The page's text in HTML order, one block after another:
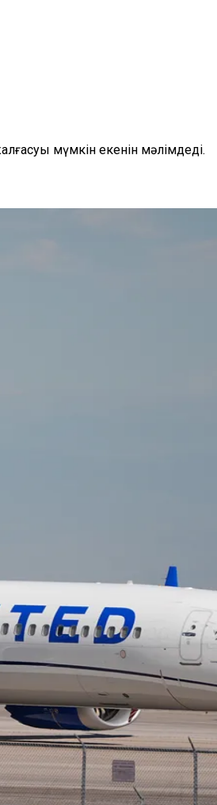
мүмкін екенін мәлімдеді.